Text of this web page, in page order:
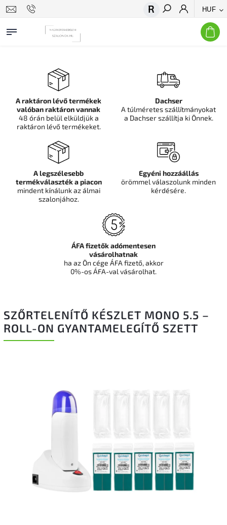
HUF
Keresés
SZŐRTELENÍTŐ KÉSZLET MONO 5.5 –
ROLL-ON GYANTAMELEGÍTŐ SZETT
A raktáron lévő termékek
valóban raktáron vannak
48 órán belül elküldjük a
raktáron lévő termékeket.
Dachser
A túlméretes szállítmányokat
a Dachser szállítja ki Önnek.
A legszélesebb
termékválaszték a piacon
mindent kínálunk az álmai
szalonjához.
Egyéni hozzáállás
örömmel válaszolunk minden
kérdésére.
ÁFA fizetők adómentesen
vásárolhatnak
ha az Ön cége ÁFA fizető, akkor
0%-os ÁFA-val vásárolhat.